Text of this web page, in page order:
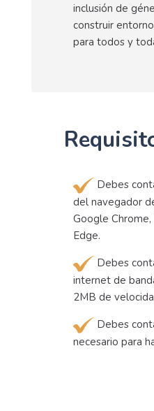
inclusión de
construir
para todos y
Debes
del navegador
Google Chrome,
Edge.
Debes
internet de
2MB de
Debes
necesario para